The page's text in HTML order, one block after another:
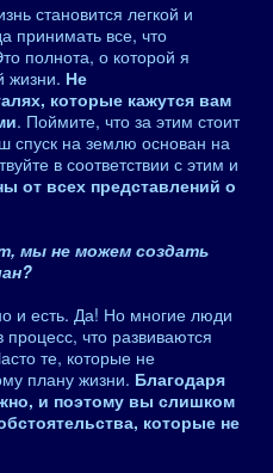
становится легкой и
принимать все, что
полнота, о которой я
жизни. Не
которые кажутся вам
. Поймите, что за этим стоит
спуск на землю основан на
в соответствии с этим и
от всех представлений о
мы не можем создать
и есть. Да! Но многие люди
процесс, что развиваются
те, которые не
плану жизни. Благодаря
и поэтому вы слишком
которые не